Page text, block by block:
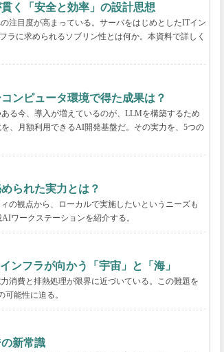
く「安全と効率」の設計思想
注目度が高まっている。サーバをはじめとしたITイン
ラに求められるソブリン性とは何か。本資料で詳しく
ンピュータ環境で得た成果は？
る今、導入が増えているのが、LLMを構築するため
、月額利用できるAI開発基盤だ。その実力を、5つの
られた実力とは？
の観点から、ローカルで実施したいというニーズも
ワークステーションを紹介する。
フラが向かう「宇宙」と「海」
消費と排熱処理が限界に近づいている。この難題を
能性に迫る。
新常識